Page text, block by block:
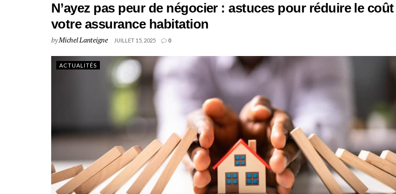
N’ayez pas peur de négocier : astuces pour réduire le
votre assurance habitation
byMichel Lanteigne JUILLET 15, 2025 0
ACTUALITÉS